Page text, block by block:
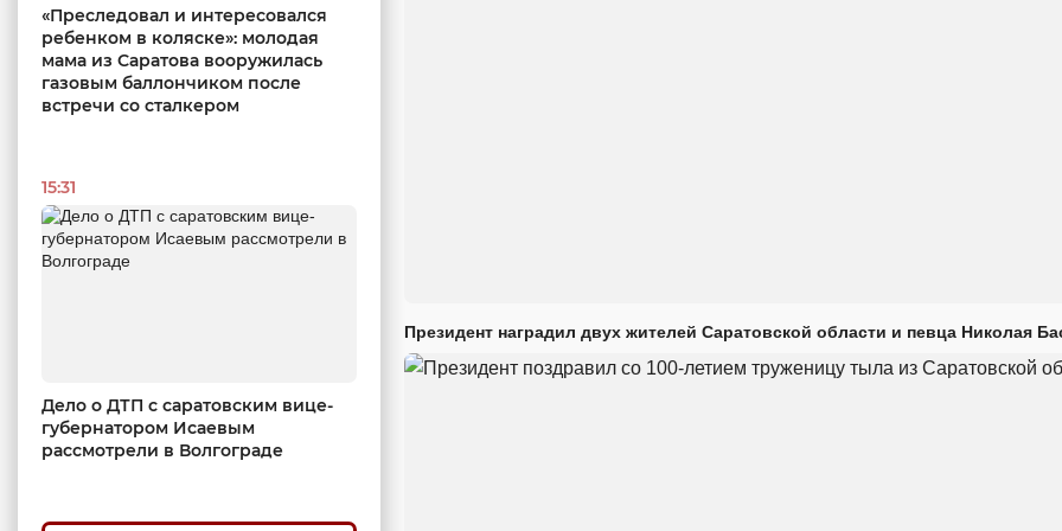
«Преследовал и интересовался
ребенком в коляске»: молодая
мама из Саратова вооружилась
газовым баллончиком после
встречи со сталкером
15:31
Дело о ДТП с саратовским вице-
губернатором Исаевым
рассмотрели в Волгограде
Президент наградил двух жителей Саратовской области и певца Николая